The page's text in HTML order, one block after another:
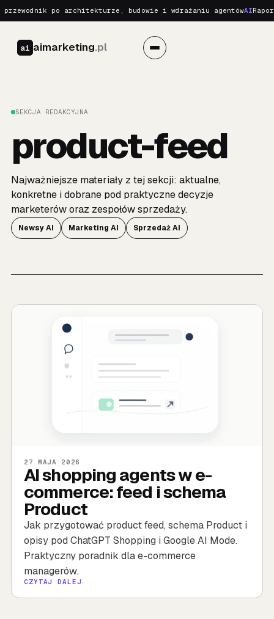
po architekturze, budowie i wdrażaniu agentówAI
ai aimarketing.pl
SEKCJA REDAKCYJNA
product-feed
Najważniejsze materiały z tej sekcji: aktualne,
konkretne i dobrane pod praktyczne decyzje
marketerów oraz zespołów sprzedaży.
Newsy AI Marketing AI Sprzedaż AI
AI shopping agents w e-
commerce: feed i schema
Product
27 MAJA 2026
Jak przygotować product feed, schema Product i
opisy pod ChatGPT Shopping i Google AI Mode.
Praktyczny poradnik dla e-commerce
managerów.
CZYTAJ DALEJ